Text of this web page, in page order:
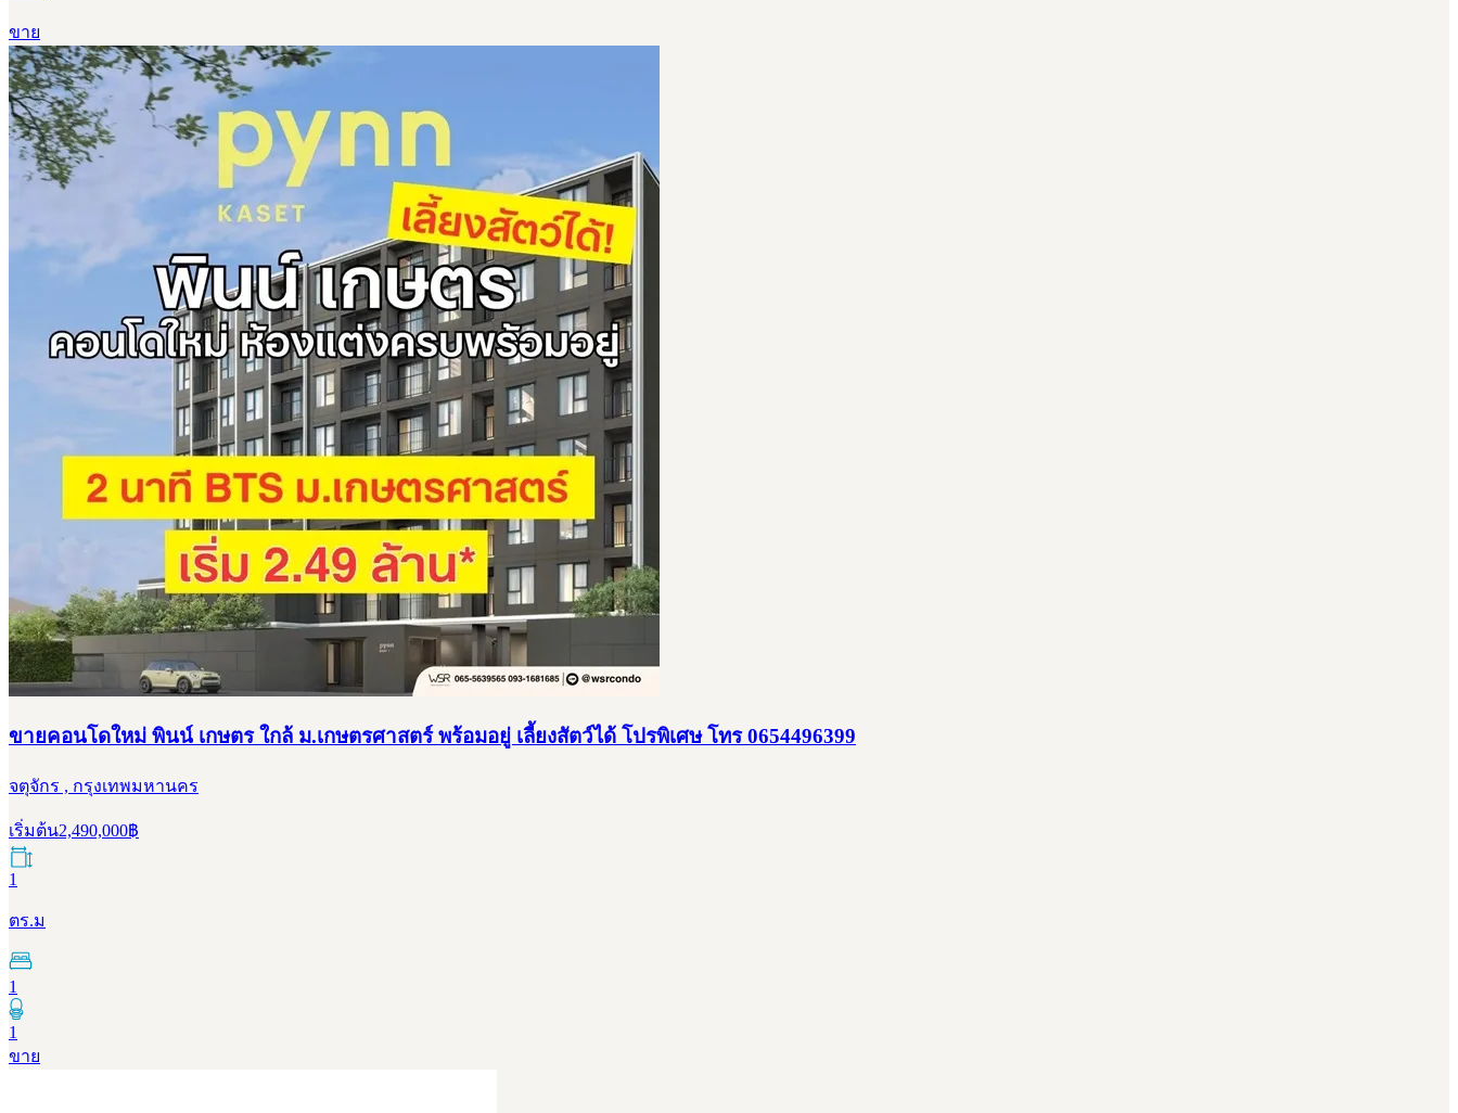
ขาย
ขายคอนโดใหม่ พินน์ เกษตร ใกล้ ม.เกษตรศาสตร์ พร้อมอยู่ เลี้ยงสัตว์ได้ โปรพิเศษ โทร 0654496399
จตุจักร , กรุงเทพมหานคร
เริ่มต้น2,490,000฿
1
ตร.ม
1
1
ขาย